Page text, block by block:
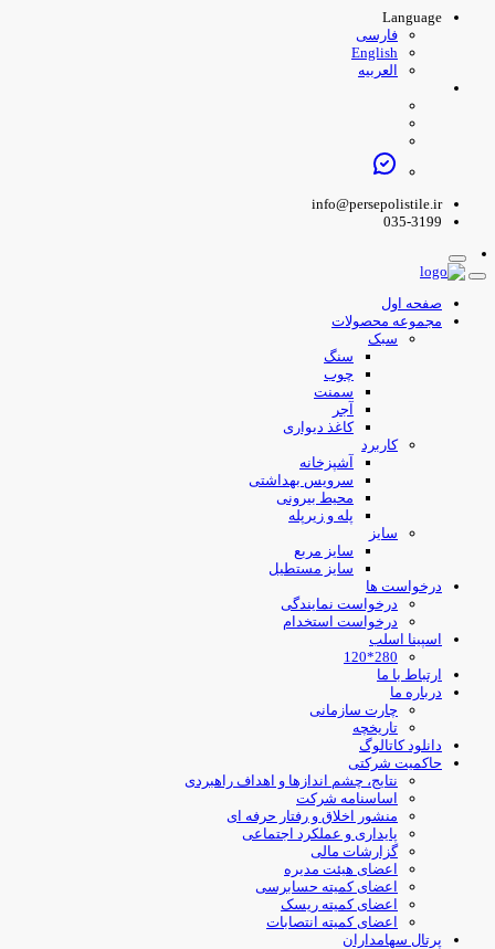
Language
فارسی
English
العربیه
info@persepolistile.ir
035-3199
صفحه اول
مجموعه محصولات
سبک
سنگ
چوب
سمنت
آجر
کاغذ دیواری
کاربرد
آشپزخانه
سرویس بهداشتی
محیط بیرونی
پله و زیرپله
سایز
سایز مربع
سایز مستطیل
درخواست ها
درخواست نمایندگی
درخواست استخدام
اسپینا اسلب
280*120
ارتباط با ما
درباره ما
چارت سازمانی
تاریخچه
دانلود کاتالوگ
حاکمیت شرکتی
نتایج، چشم اندازها و اهداف راهبردی
اساسنامه شرکت
منشور اخلاق و رفتار حرفه ای
پایداری و عملکرد اجتماعی
گزارشات مالی
اعضای هیئت مدیره
اعضای کمیته حسابرسی
اعضای کمیته ریسک
اعضای کمیته انتصابات
پرتال سهامداران